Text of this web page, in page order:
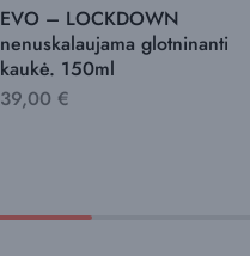
EVO – LOCKDOWN
nenuskalaujama glotninanti
kaukė. 150ml
39,00 €